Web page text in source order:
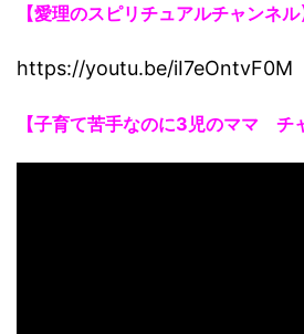
【愛理のスピリチュアルチャンネル
https://youtu.be/iI7eOntvF0M
【子育て苦手なのに3児のママ チ